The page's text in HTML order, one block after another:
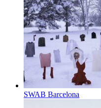
SWAB Barcelona